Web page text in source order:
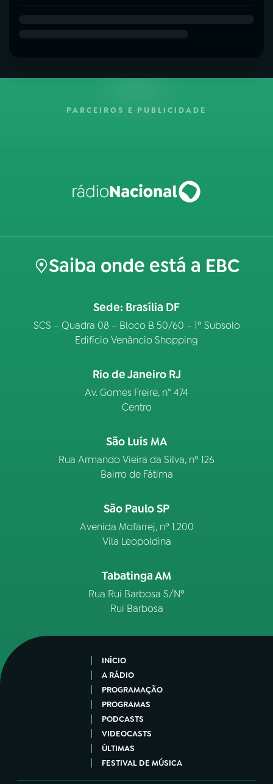
PARCEIROS E PUBLICIDADE
Saiba onde está a EBC
Sede: Brasília DF
SCS – Quadra 08 – Bloco B 50/60 – 1º Subsolo
Edifício Venâncio Shopping
Rio de Janeiro RJ
Av. Gomes Freire, n° 474
Centro
São Luís MA
Rua Armando Vieira da Silva, nº 126
Bairro de Fátima
São Paulo SP
Avenida Mofarrej, nº 1.200
Vila Leopoldina
Tabatinga AM
Rua Rui Barbosa S/Nº
Rui Barbosa
INÍCIO
A RÁDIO
PROGRAMAÇÃO
PROGRAMAS
PODCASTS
VIDEOCASTS
ÚLTIMAS
FESTIVAL DE MÚSICA